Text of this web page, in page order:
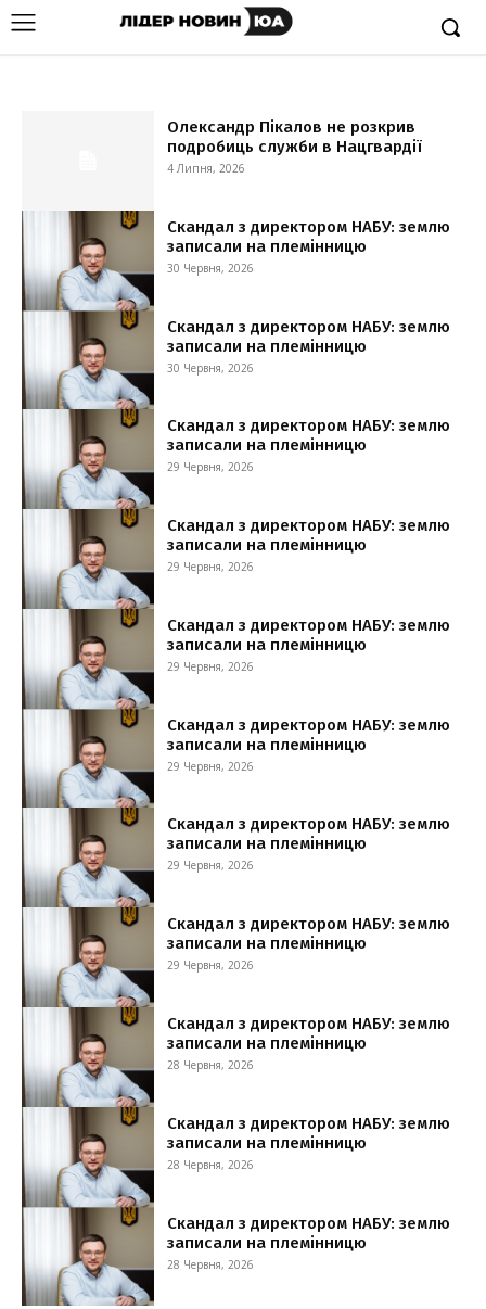
Олександр Пікалов не розкрив
подробиць служби в Нацгвардії
4 Липня, 2026
Скандал з директором НАБУ: землю
записали на племінницю
30 Червня, 2026
Скандал з директором НАБУ: землю
записали на племінницю
30 Червня, 2026
Скандал з директором НАБУ: землю
записали на племінницю
29 Червня, 2026
Скандал з директором НАБУ: землю
записали на племінницю
29 Червня, 2026
Скандал з директором НАБУ: землю
записали на племінницю
29 Червня, 2026
Скандал з директором НАБУ: землю
записали на племінницю
29 Червня, 2026
Скандал з директором НАБУ: землю
записали на племінницю
29 Червня, 2026
Скандал з директором НАБУ: землю
записали на племінницю
29 Червня, 2026
Скандал з директором НАБУ: землю
записали на племінницю
28 Червня, 2026
Скандал з директором НАБУ: землю
записали на племінницю
28 Червня, 2026
Скандал з директором НАБУ: землю
записали на племінницю
28 Червня, 2026